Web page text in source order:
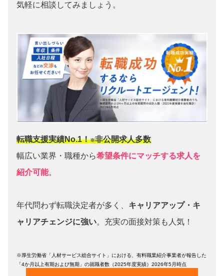
気軽に相談してみましょう。
転職支援実績No.1！※非公開求人多数
幅広い業界・職種から希望条件にマッチする求人を
紹介可能。
年代問わず転職決定者が多く、 キャリアアップ・キ
ャリアチェンジに強い。充実の面接対策も人気！
※厚生労働省「人材サービス総合サイト」における、有料職業紹介事業者が報告した
「4か月以上有期および無期」の就職者数（2025年度実績）2026年5月時点